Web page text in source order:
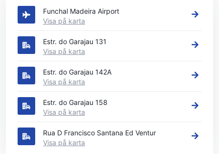
Funchal Madeira Airport
Visa på karta
Estr. do Garajau 131
Visa på karta
Estr. do Garajau 142A
Visa på karta
Estr. do Garajau 158
Visa på karta
Rua D Francisco Santana Ed Ventur
Visa på karta